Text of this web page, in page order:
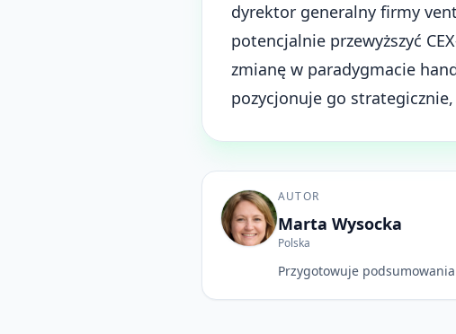
dyrektor generalny firmy
potencjalnie przewyższyć
zmianę w paradygmacie
pozycjonuje go
AUTOR
Marta Wysocka
Polska
Przygotowuje